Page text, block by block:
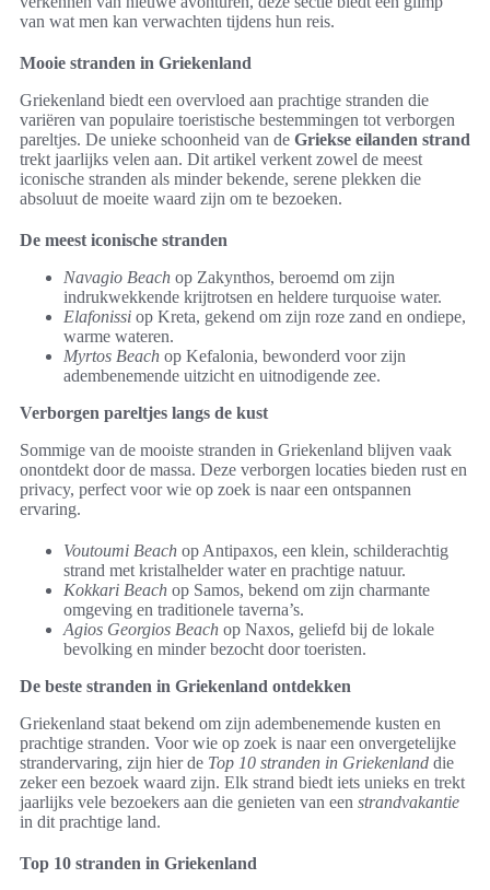
van wat men kan verwachten tijdens hun reis.
Mooie stranden in Griekenland
Griekenland biedt een overvloed aan prachtige stranden die
variëren van populaire toeristische bestemmingen tot verborgen
pareltjes. De unieke schoonheid van de Griekse eilanden strand
trekt jaarlijks velen aan. Dit artikel verkent zowel de meest
iconische stranden als minder bekende, serene plekken die
absoluut de moeite waard zijn om te bezoeken.
De meest iconische stranden
Navagio Beach op Zakynthos, beroemd om zijn
indrukwekkende krijtrotsen en heldere turquoise water.
Elafonissi op Kreta, gekend om zijn roze zand en ondiepe,
warme wateren.
Myrtos Beach op Kefalonia, bewonderd voor zijn
adembenemende uitzicht en uitnodigende zee.
Verborgen pareltjes langs de kust
Sommige van de mooiste stranden in Griekenland blijven vaak
onontdekt door de massa. Deze verborgen locaties bieden rust en
privacy, perfect voor wie op zoek is naar een ontspannen
ervaring.
Voutoumi Beach op Antipaxos, een klein, schilderachtig
strand met kristalhelder water en prachtige natuur.
Kokkari Beach op Samos, bekend om zijn charmante
omgeving en traditionele taverna’s.
Agios Georgios Beach op Naxos, geliefd bij de lokale
bevolking en minder bezocht door toeristen.
De beste stranden in Griekenland ontdekken
Griekenland staat bekend om zijn adembenemende kusten en
prachtige stranden. Voor wie op zoek is naar een onvergetelijke
strandervaring, zijn hier de Top 10 stranden in Griekenland die
zeker een bezoek waard zijn. Elk strand biedt iets unieks en trekt
jaarlijks vele bezoekers aan die genieten van een strandvakantie
in dit prachtige land.
Top 10 stranden in Griekenland